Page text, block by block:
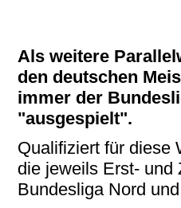
Als weitere
den deutschen
immer der
"ausgespielt".
Qualifiziert für diese
die jeweils Erst- und
Bundesliga Nord